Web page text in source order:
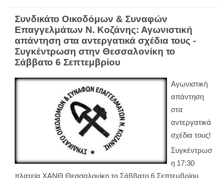
Συνδικάτο Οικοδόμων & Συναφών
Επαγγελμάτων Ν. Κοζάνης: Αγωνιστική
απάντηση στα αντεργατικά σχέδια τους -
Συγκέντρωση στην Θεσσαλονίκη το
Σάββατο 6 Σεπτεμβρίου
Αγωνιστική
απάντηση
στα
αντεργατικά
σχέδια τους!
Συγκέντρωσ
η 17:30
πλατεία ΧΑΝΘ Θεσσαλονίκη το Σάββατο 6 Σεπτεμβρίου